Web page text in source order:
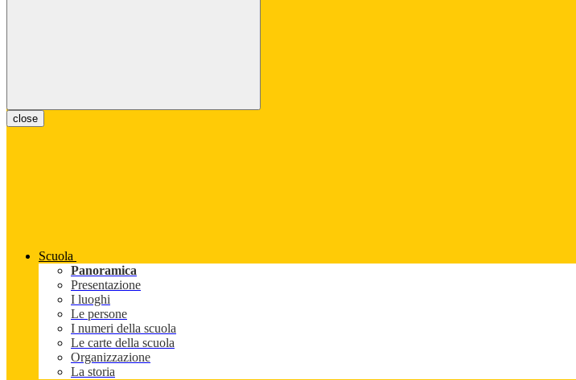
close
Scuola
Panoramica
Presentazione
I luoghi
Le persone
I numeri della scuola
Le carte della scuola
Organizzazione
La storia